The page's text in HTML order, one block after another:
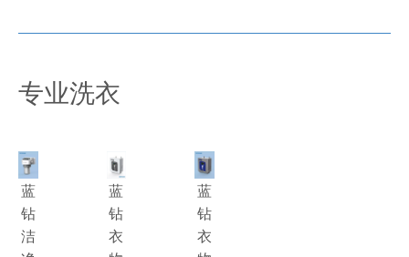
专业洗衣
蓝
钻
洁
蓝
钻
衣
蓝
钻
衣